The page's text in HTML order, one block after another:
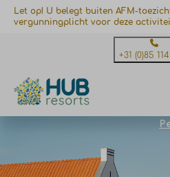
Let op! U belegt buiten AFM-
vergunningplicht voor deze
+31 (0)85